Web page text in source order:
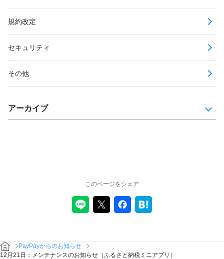
規約改定
セキュリティ
その他
アーカイブ
このページをシェア
PayPayからのお知らせ
12月21日：メンテナンスのお知らせ（ふるさと納税ミニアプリ）